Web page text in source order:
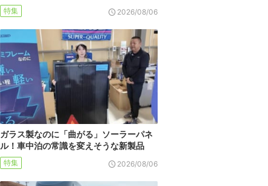
特集 2026/08/06
ガラス製なのに「曲がる」ソーラーパネ
ル！車中泊の常識を変えそうな新製品
特集 2026/08/06